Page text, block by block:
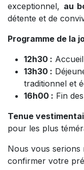
exceptionnel, au
détente et de
Programme de la
12h30 :
13h30 :
traditionnel et
16h00 : Fin
Tenue
pour les plus
Nous vous serions
confirmer votre